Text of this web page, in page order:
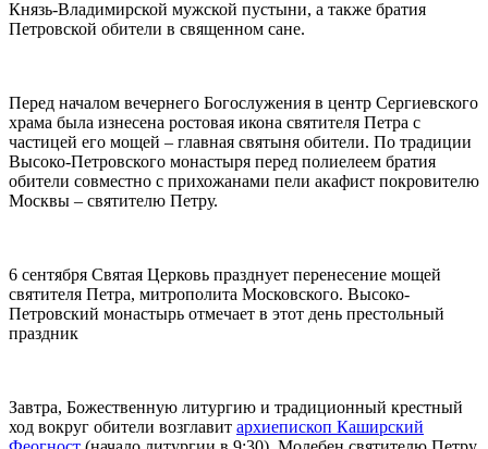
Князь-Владимирской мужской пустыни, а также братия
Петровской обители в священном сане.
Перед началом вечернего Богослужения в центр Сергиевского
храма была изнесена ростовая икона святителя Петра с
частицей его мощей – главная святыня обители. По традиции
Высоко-Петровского монастыря перед полиелеем братия
обители совместно с прихожанами пели акафист покровителю
Москвы – святителю Петру.
6 сентября Святая Церковь празднует перенесение мощей
святителя Петра, митрополита Московского. Высоко-
Петровский монастырь отмечает в этот день престольный
праздник
Завтра, Божественную литургию и традиционный крестный
ход вокруг обители возглавит архиепископ Каширский